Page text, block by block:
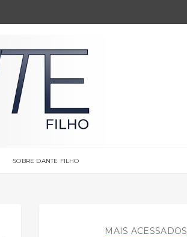
SOBRE DANTE FILHO
MAIS ACESSADOS